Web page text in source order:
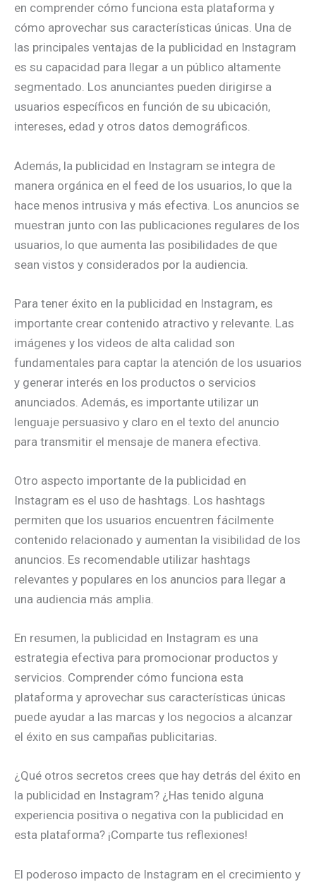
en comprender cómo funciona esta plataforma y
cómo aprovechar sus características únicas. Una de
las principales ventajas de la publicidad en Instagram
es su capacidad para llegar a un público altamente
segmentado. Los anunciantes pueden dirigirse a
usuarios específicos en función de su ubicación,
intereses, edad y otros datos demográficos.
Además, la publicidad en Instagram se integra de
manera orgánica en el feed de los usuarios, lo que la
hace menos intrusiva y más efectiva. Los anuncios se
muestran junto con las publicaciones regulares de los
usuarios, lo que aumenta las posibilidades de que
sean vistos y considerados por la audiencia.
Para tener éxito en la publicidad en Instagram, es
importante crear contenido atractivo y relevante. Las
imágenes y los videos de alta calidad son
fundamentales para captar la atención de los usuarios
y generar interés en los productos o servicios
anunciados. Además, es importante utilizar un
lenguaje persuasivo y claro en el texto del anuncio
para transmitir el mensaje de manera efectiva.
Otro aspecto importante de la publicidad en
Instagram es el uso de hashtags. Los hashtags
permiten que los usuarios encuentren fácilmente
contenido relacionado y aumentan la visibilidad de los
anuncios. Es recomendable utilizar hashtags
relevantes y populares en los anuncios para llegar a
una audiencia más amplia.
En resumen, la publicidad en Instagram es una
estrategia efectiva para promocionar productos y
servicios. Comprender cómo funciona esta
plataforma y aprovechar sus características únicas
puede ayudar a las marcas y los negocios a alcanzar
el éxito en sus campañas publicitarias.
¿Qué otros secretos crees que hay detrás del éxito en
la publicidad en Instagram? ¿Has tenido alguna
experiencia positiva o negativa con la publicidad en
esta plataforma? ¡Comparte tus reflexiones!
El poderoso impacto de Instagram en el crecimiento y